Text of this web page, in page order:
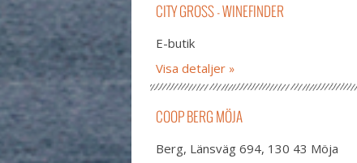
CITY GROSS - WINEFINDER
E-butik
Visa detaljer
COOP BERG MÖJA
Berg, Länsväg 694, 130 43 Möja